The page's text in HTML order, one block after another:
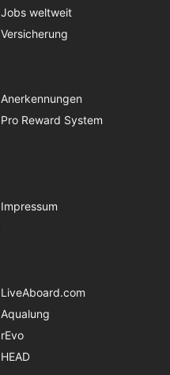
Jobs weltweit
Versicherung
Anerkennungen
Pro Reward System
Impressum
LiveAboard.com
Aqualung
rEvo
HEAD